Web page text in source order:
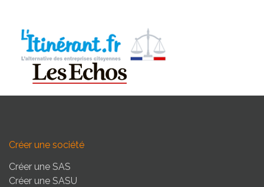
Créer une société
Créer une SAS
Créer une SASU